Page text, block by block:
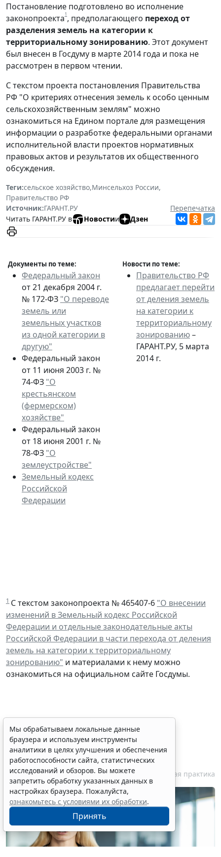
Постановление подготовлено во исполнение
законопроекта1, предполагающего переход от
разделения земель на категории к
территориальному зонированию. Этот документ
был внесен в Госдуму в марте 2014 года и пока не
рассмотрен в первом чтении.
С текстом проекта постановления Правительства
РФ "О критериях отнесения земель к особо ценным
сельскохозяйственным землям" можно
ознакомиться на Едином портале для размещения
информации о разработке федеральными органами
исполнительной власти проектов нормативных
правовых актов и результатов их общественного
обсуждения.
Теги:сельское хозяйство,Минсельхоз России,
Правительство РФ
Источник:ГАРАНТ.РУ
Перепечатка
Читать ГАРАНТ.РУ в
Новостии Дзен
Документы по теме: Новости по теме:
Федеральный закон
от 21 декабря 2004 г.
№ 172-ФЗ "О переводе
земель или
земельных участков
из одной категории в
другую"
Федеральный закон
от 11 июня 2003 г. №
74-ФЗ "О
крестьянском
(фермерском)
хозяйстве"
Федеральный закон
от 18 июня 2001 г. №
78-ФЗ "О
землеустройстве"
Земельный кодекс
Российской
Федерации
Правительство РФ
предлагает перейти
от деления земель
на категории к
территориальному
зонированию–
ГАРАНТ.РУ, 5 марта
2014 г.
1 С текстом законопроекта № 465407-6 "О внесении
изменений в Земельный кодекс Российской
Федерации и отдельные законодательные акты
Российской Федерации в части перехода от деления
земель на категории к территориальному
зонированию" и материалами к нему можно
ознакомиться на официальном сайте Госдумы.
Персональные данные
медработника недопустимо
публиковать без его согласия
7 августа 2026 18:27 Судебная практика
Мы обрабатываем локальные данные
браузера и используем инструменты
аналитики в целях улучшения и обеспечения
работоспособности сайта, статистических
исследований и обзоров. Вы можете
запретить обработку указанных данных в
настройках браузера. Пожалуйста,
ознакомьтесь с условиями их обработки.
Принять